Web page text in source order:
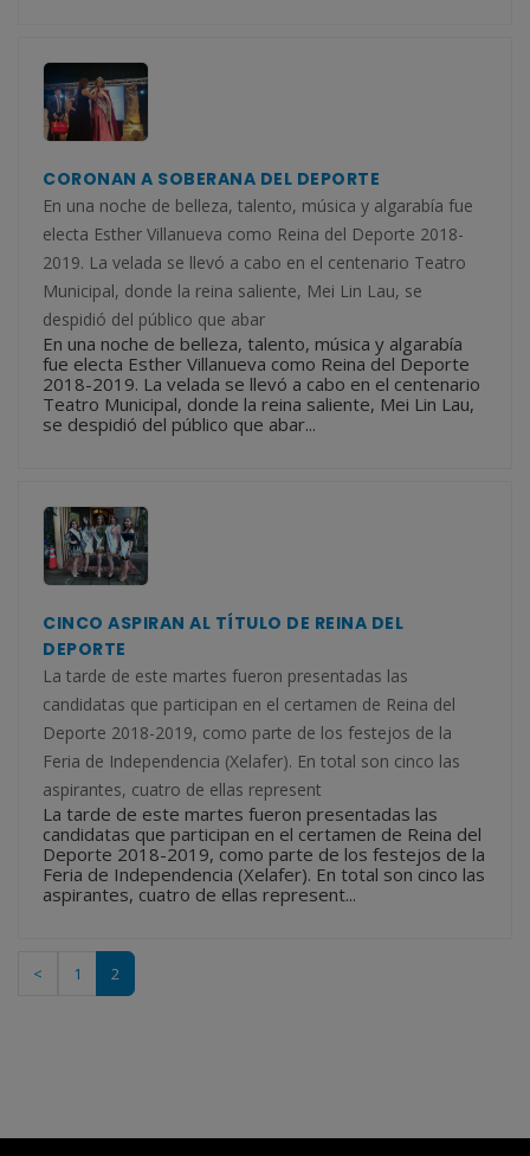
CORONAN A SOBERANA DEL DEPORTE
En una noche de belleza, talento, música y algarabía fue
electa Esther Villanueva como Reina del Deporte 2018-
2019. La velada se llevó a cabo en el centenario Teatro
Municipal, donde la reina saliente, Mei Lin Lau, se
despidió del público que abar
En una noche de belleza, talento, música y algarabía
fue electa Esther Villanueva como Reina del Deporte
2018-2019. La velada se llevó a cabo en el centenario
Teatro Municipal, donde la reina saliente, Mei Lin Lau,
se despidió del público que abar...
CINCO ASPIRAN AL TÍTULO DE REINA DEL
DEPORTE
La tarde de este martes fueron presentadas las
candidatas que participan en el certamen de Reina del
Deporte 2018-2019, como parte de los festejos de la
Feria de Independencia (Xelafer). En total son cinco las
aspirantes, cuatro de ellas represent
La tarde de este martes fueron presentadas las
candidatas que participan en el certamen de Reina del
Deporte 2018-2019, como parte de los festejos de la
Feria de Independencia (Xelafer). En total son cinco las
aspirantes, cuatro de ellas represent...
< 1 2